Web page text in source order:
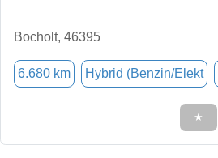
Bocholt, 46395
6.680 km Hybrid (Benzin/Elekt
★